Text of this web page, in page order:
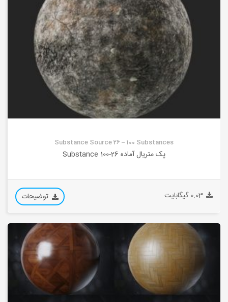
Substance Source 26 – 100 Substances
پک متریال آماده 26-100 Substance
0.03 گیگابایت توضیحات